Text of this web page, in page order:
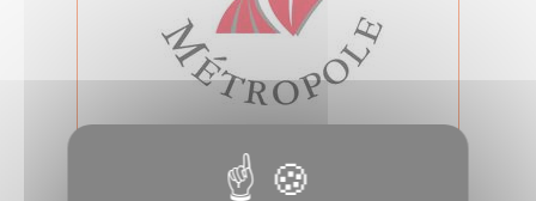
Conseil d'Amiens Métropole du 14
novembre 2024